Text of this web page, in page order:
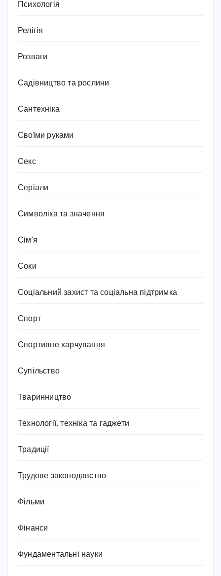
Психологія
Релігія
Розваги
Садівництво та рослини
Сантехніка
Своїми руками
Секс
Серіали
Символіка та значення
Сім'я
Соки
Соціальний захист та соціальна підтримка
Спорт
Спортивне харчування
Супільство
Тваринництво
Технології, техніка та гаджети
Традиції
Трудове законодавство
Фільми
Фінанси
Фундаментальні науки